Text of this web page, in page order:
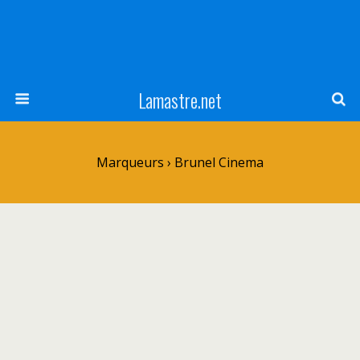
Lamastre.net
Marqueurs › Brunel Cinema